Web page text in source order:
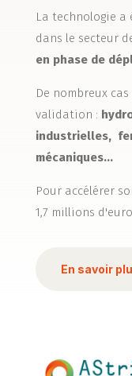
La technologie
dans le secteur
en phase de
De nombreux
validation :
industrielles,
mécaniques…
Pour accélérer
1,7 millions
En savoir